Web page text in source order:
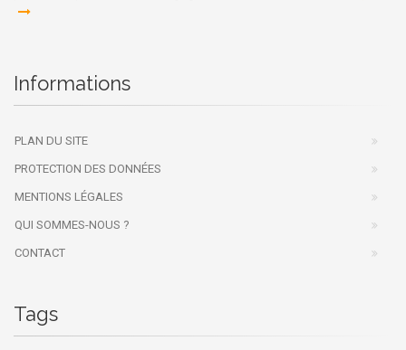
Informations
PLAN DU SITE
PROTECTION DES DONNÉES
MENTIONS LÉGALES
QUI SOMMES-NOUS ?
CONTACT
Tags